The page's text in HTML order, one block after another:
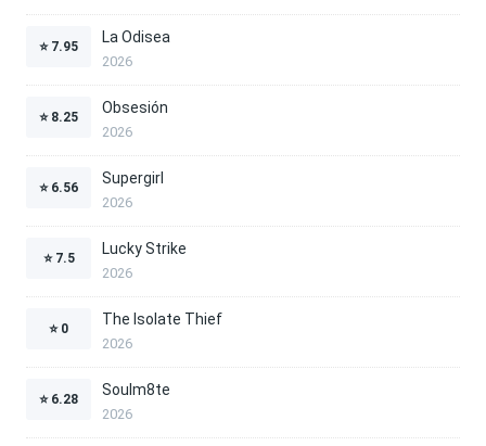
⭐ 7.95
La Odisea
2026
⭐ 8.25
Obsesión
2026
⭐ 6.56
Supergirl
2026
⭐ 7.5
Lucky Strike
2026
⭐ 0
The Isolate Thief
2026
⭐ 6.28
Soulm8te
2026